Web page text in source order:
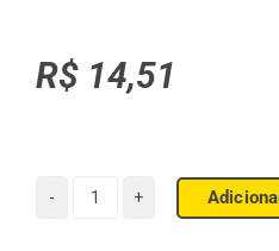
R$14,51
Chimarrão